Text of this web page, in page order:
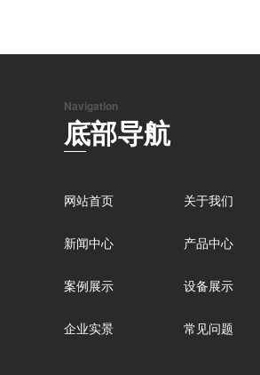
Navigation
底部导航
网站首页 关于我们
新闻中心 产品中心
案例展示 设备展示
企业实景 常见问题